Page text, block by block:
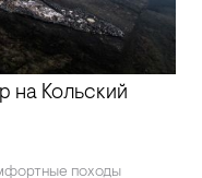
на Кольский
походы